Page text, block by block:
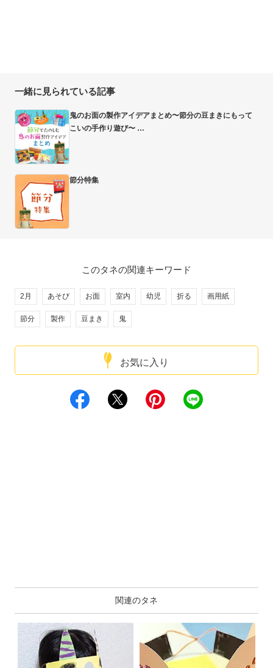
一緒に見られている記事
鬼のお面の製作アイデアまとめ〜節分の豆まきにもって
こいの手作り遊び〜
節分特集
お気に入り
このタネの関連キーワード
2月 あそび お面 室内 幼児 折る 画用紙
節分 製作 豆まき 鬼
関連のタネ